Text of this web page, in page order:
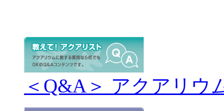
＜Q&A＞ アクアリウ